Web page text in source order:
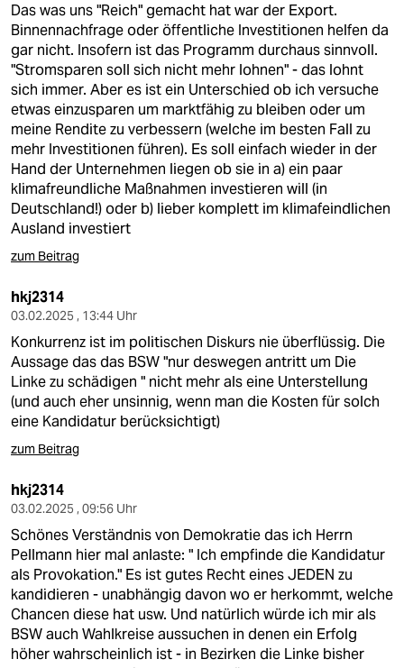
Das was uns "Reich" gemacht hat war der Export.
Binnennachfrage oder öffentliche Investitionen helfen da
gar nicht. Insofern ist das Programm durchaus sinnvoll.
"Stromsparen soll sich nicht mehr lohnen" - das lohnt
sich immer. Aber es ist ein Unterschied ob ich versuche
etwas einzusparen um marktfähig zu bleiben oder um
meine Rendite zu verbessern (welche im besten Fall zu
mehr Investitionen führen). Es soll einfach wieder in der
Hand der Unternehmen liegen ob sie in a) ein paar
klimafreundliche Maßnahmen investieren will (in
Deutschland!) oder b) lieber komplett im klimafeindlichen
Ausland investiert
zum Beitrag
hkj2314
03.02.2025 , 13:44 Uhr
Konkurrenz ist im politischen Diskurs nie überflüssig. Die
Aussage das das BSW "nur deswegen antritt um Die
Linke zu schädigen " nicht mehr als eine Unterstellung
(und auch eher unsinnig, wenn man die Kosten für solch
eine Kandidatur berücksichtigt)
zum Beitrag
hkj2314
03.02.2025 , 09:56 Uhr
Schönes Verständnis von Demokratie das ich Herrn
Pellmann hier mal anlaste: " Ich empfinde die Kandidatur
als Provokation." Es ist gutes Recht eines JEDEN zu
kandidieren - unabhängig davon wo er herkommt, welche
Chancen diese hat usw. Und natürlich würde ich mir als
BSW auch Wahlkreise aussuchen in denen ein Erfolg
höher wahrscheinlich ist - in Bezirken die Linke bisher